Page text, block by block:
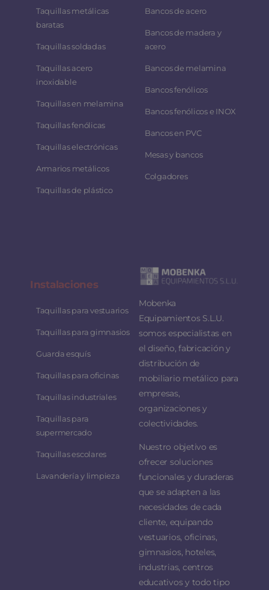
Taquillas metálicas
baratas
Taquillas soldadas
Taquillas acero
inoxidable
Taquillas en melamina
Taquillas fenólicas
Taquillas electrónicas
Armarios metálicos
Taquillas de plástico
Bancos de acero
Bancos de madera y
acero
Bancos de melamina
Bancos fenólicos
Bancos fenólicos e INOX
Bancos en PVC
Mesas y bancos
Colgadores
Instalaciones
Taquillas para vestuarios
Taquillas para gimnasios
Guarda esquís
Taquillas para oficinas
Taquillas industriales
Taquillas para
supermercado
Taquillas escolares
Lavandería y limpieza
Mobenka
Equipamientos S.L.U.
somos especialistas en
el diseño, fabricación y
distribución de
mobiliario metálico para
empresas,
organizaciones y
colectividades.
Nuestro objetivo es
ofrecer soluciones
funcionales y duraderas
que se adapten a las
necesidades de cada
cliente, equipando
vestuarios, oficinas,
gimnasios, hoteles,
industrias, centros
educativos y todo tipo